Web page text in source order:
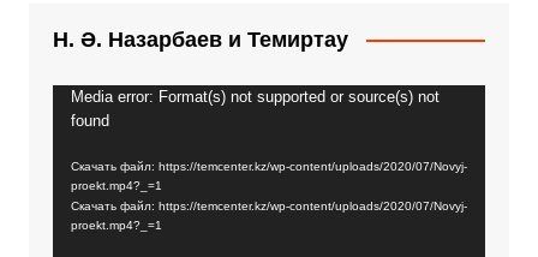
Н. Ә. Назарбаев и Темиртау
Видеоплеер
Media error: Format(s) not supported or source(s) not
found
Скачать файл: https://temcenter.kz/wp-content/uploads/2020/07/Novyj-
proekt.mp4?_=1
Скачать файл: https://temcenter.kz/wp-content/uploads/2020/07/Novyj-
proekt.mp4?_=1